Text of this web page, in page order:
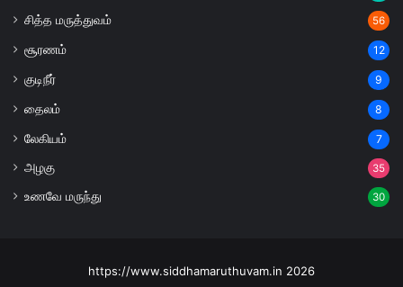
சித்த மருத்துவம் 56
சூரணம் 12
குடிநீர் 9
தைலம் 8
லேகியம் 7
அழகு 35
உணவே மருந்து 30
https://www.siddhamaruthuvam.in 2026